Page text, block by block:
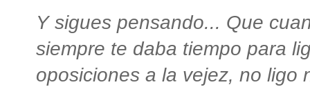
Y sigues pensando... Que
siempre te daba tiempo para
oposiciones a la vejez, no ligo